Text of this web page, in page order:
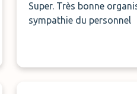
Super. Très bonne organisation Sérieux et
sympathie du personnel